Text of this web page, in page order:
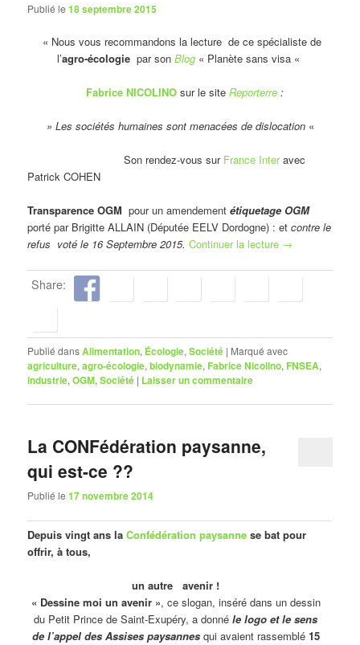
Publié le18 septembre 2015
« Nous vous recommandons la lecture de ce spécialiste de
l’agro-écologie par son Blog « Planète sans visa «
Fabrice NICOLINO sur le site Reporterre :
» Les sociétés humaines sont menacées de dislocation«
Son rendez-vous sur France Interavec
Patrick COHEN
Transparence OGM pour un amendementétiquetage OGM
porté par Brigitte ALLAIN (Députée EELV Dordogne) : et contre le
refus voté le 16 Septembre 2015. Continuer la lecture →
Share:
Publié dansAlimentation, Écologie,Société | Marqué avec
agriculture,agro-écologie,biodynamie, Fabrice Nicolino, FNSEA,
industrie,OGM,Société | Laisser un commentaire
La CONFédération paysanne,
qui est-ce ??
Publié le17 novembre 2014
Depuis vingt ans la Confédération paysannese bat pour
offrir, à tous,
un autre avenir !
« Dessine moi un avenir », ce slogan, inséré dans un dessin
du Petit Prince de Saint-Exupéry, a donnéle logo et le sens
de l’appel des Assises paysannesqui avaient rassemblé 15